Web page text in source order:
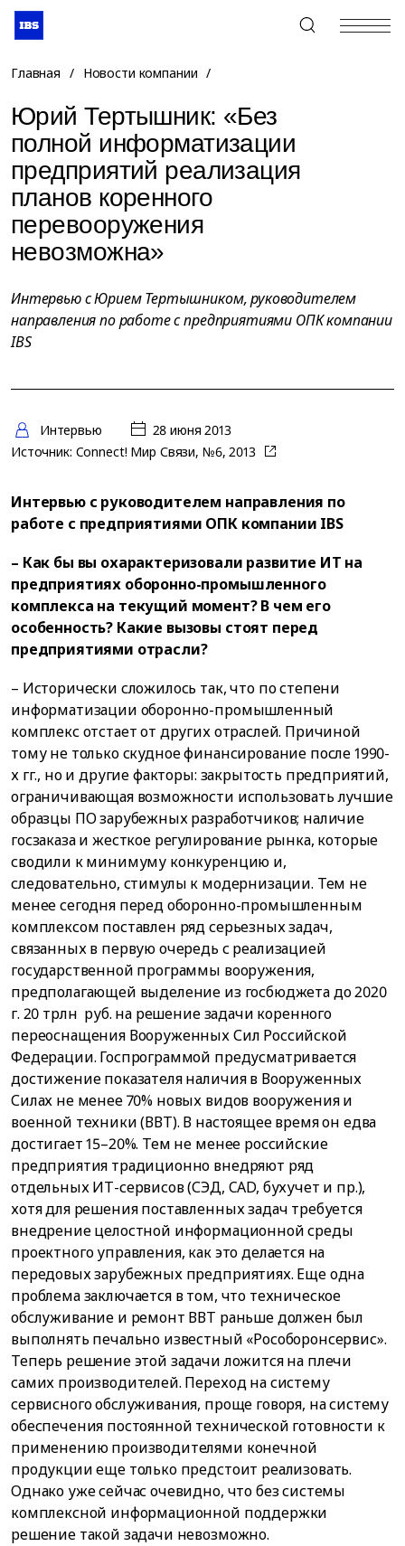
+7 (495) 967-80-80
Главная / Новости компании /
Юрий Тертышник: «Без
полной информатизации
предприятий реализация
планов коренного
перевооружения
невозможна»
Интервью с Юрием Тертышником, руководителем
направления по работе с предприятиями ОПК компании
IBS
Интервью
28 июня 2013
Источник: Connect! Мир Связи, №6, 2013
Интервью с руководителем направления по
работе с предприятиями ОПК компании IBS
– Как бы вы охарактеризовали развитие ИТ на
предприятиях оборонно-промышленного
комплекса на текущий момент? В чем его
особенность? Какие вызовы стоят перед
предприятиями отрасли?
– Исторически сложилось так, что по степени
информатизации оборонно-промышленный
комплекс отстает от других отраслей. Причиной
тому не только скудное финансирование после 1990-
х гг., но и другие факторы: закрытость предприятий,
ограничивающая возможности использовать лучшие
образцы ПО зарубежных разработчиков; наличие
госзаказа и жесткое регулирование рынка, которые
сводили к минимуму конкуренцию и,
следовательно, стимулы к модернизации. Тем не
менее сегодня перед оборонно-промышленным
комплексом поставлен ряд серьезных задач,
связанных в первую очередь с реализацией
государственной программы вооружения,
предполагающей выделение из госбюджета до 2020
г. 20 трлн руб. на решение задачи коренного
переоснащения Вооруженных Сил Российской
Федерации. Госпрограммой предусматривается
достижение показателя наличия в Вооруженных
Силах не менее 70% новых видов вооружения и
военной техники (ВВТ). В настоящее время он едва
достигает 15–20%. Тем не менее российские
предприятия традиционно внедряют ряд
отдельных ИТ-сервисов (СЭД, CAD, бухучет и пр.),
хотя для решения поставленных задач требуется
внедрение целостной информационной среды
проектного управления, как это делается на
передовых зарубежных предприятиях. Еще одна
проблема заключается в том, что техническое
обслуживание и ремонт ВВТ раньше должен был
выполнять печально известный «Рособоронсервис».
Теперь решение этой задачи ложится на плечи
самих производителей. Переход на систему
сервисного обслуживания, проще говоря, на систему
обеспечения постоянной технической готовности к
применению производителями конечной
продукции еще только предстоит реализовать.
Однако уже сейчас очевидно, что без системы
комплексной информационной поддержки
решение такой задачи невозможно.